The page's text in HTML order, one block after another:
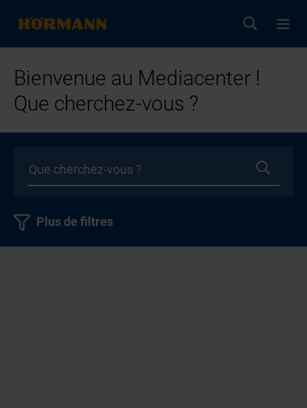
Bienvenue au Mediacenter !
Que cherchez-vous ?
Plus de filtres